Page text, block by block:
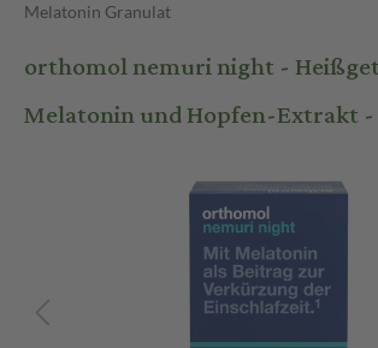
Melatonin Granulat
orthomol nemuri night -
Melatonin und Hopfen-Extrakt